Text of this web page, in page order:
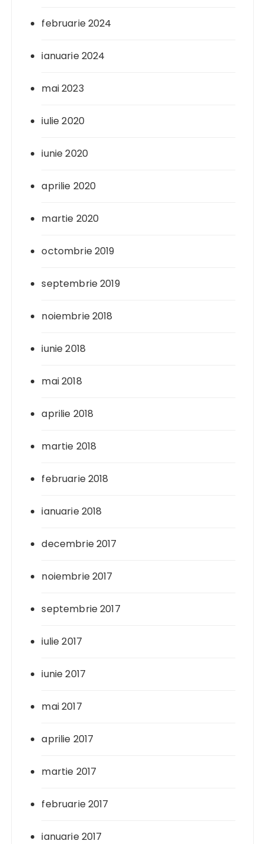
februarie 2024
ianuarie 2024
mai 2023
iulie 2020
iunie 2020
aprilie 2020
martie 2020
octombrie 2019
septembrie 2019
noiembrie 2018
iunie 2018
mai 2018
aprilie 2018
martie 2018
februarie 2018
ianuarie 2018
decembrie 2017
noiembrie 2017
septembrie 2017
iulie 2017
iunie 2017
mai 2017
aprilie 2017
martie 2017
februarie 2017
ianuarie 2017